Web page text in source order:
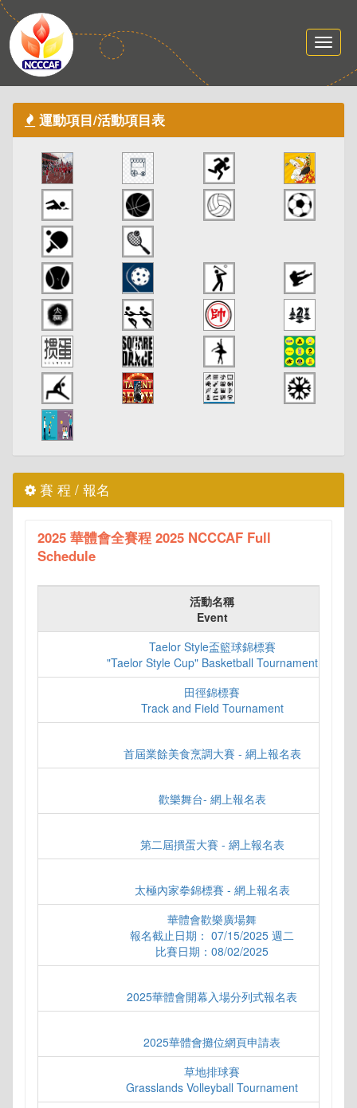
運動項目/活動項目表
賽 程 / 報名
2025 華體會全賽程 2025 NCCCAF Full
Schedule
活動名稱
Event
Taelor Style盃籃球錦標賽
"Taelor Style Cup" Basketball Tournament
田徑錦標賽
Track and Field Tournament
首屆業餘美食烹調大賽 - 網上報名表
歡樂舞台- 網上報名表
第二屆摜蛋大賽 - 網上報名表
太極內家拳錦標賽 - 網上報名表
華體會歡樂廣場舞
報名截止日期： 07/15/2025 週二
比賽日期：08/02/2025
2025華體會開幕入場分列式報名表
2025華體會攤位網頁申請表
草地排球賽
Grasslands Volleyball Tournament